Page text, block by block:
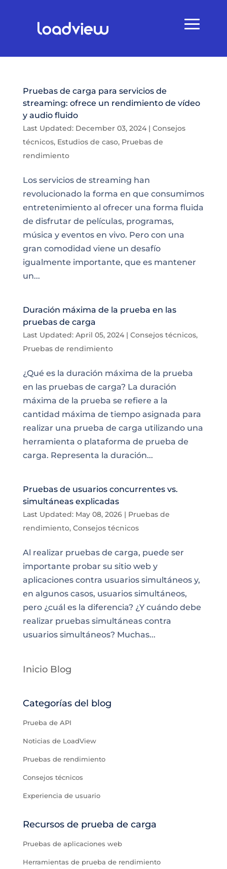
Pruebas de carga para servicios de
streaming: ofrece un rendimiento de vídeo
y audio fluido
Last Updated: December 03, 2024| Consejos
técnicos, Estudios de caso, Pruebas de
rendimiento
Los servicios de streaming han
revolucionado la forma en que consumimos
entretenimiento al ofrecer una forma fluida
de disfrutar de películas, programas,
música y eventos en vivo. Pero con una
gran comodidad viene un desafío
igualmente importante, que es mantener
un...
Duración máxima de la prueba en las
pruebas de carga
Last Updated: April 05, 2024| Consejos técnicos,
Pruebas de rendimiento
¿Qué es la duración máxima de la prueba
en las pruebas de carga? La duración
máxima de la prueba se refiere a la
cantidad máxima de tiempo asignada para
realizar una prueba de carga utilizando una
herramienta o plataforma de prueba de
carga. Representa la duración...
Pruebas de usuarios concurrentes vs.
simultáneas explicadas
Last Updated: May 08, 2026| Pruebas de
rendimiento, Consejos técnicos
Al realizar pruebas de carga, puede ser
importante probar su sitio web y
aplicaciones contra usuarios simultáneos y,
en algunos casos, usuarios simultáneos,
pero ¿cuál es la diferencia? ¿Y cuándo debe
realizar pruebas simultáneas contra
usuarios simultáneos? Muchas...
Inicio Blog
Categorías del blog
Prueba de API
Noticias de LoadView
Pruebas de rendimiento
Consejos técnicos
Experiencia de usuario
Recursos de prueba de carga
Pruebas de aplicaciones web
Herramientas de prueba de rendimiento